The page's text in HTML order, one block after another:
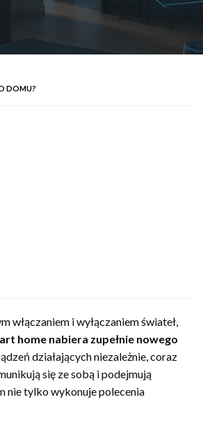
DOMU?
włączaniem i wyłączaniem świateł,
home nabiera zupełnie nowego
działających niezależnie, coraz
się ze sobą i podejmują
nie tylko wykonuje polecenia